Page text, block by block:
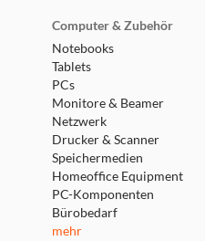
Computer & Zubehör
Notebooks
Tablets
PCs
Monitore & Beamer
Netzwerk
Drucker & Scanner
Speichermedien
Homeoffice Equipment
PC-Komponenten
Bürobedarf
mehr